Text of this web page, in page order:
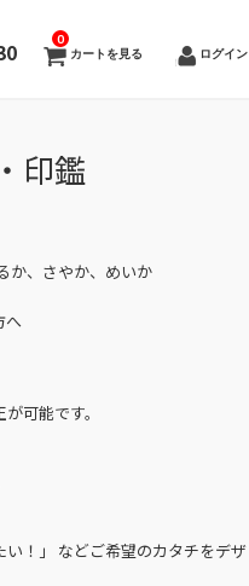
カートを見る
0
ログイン
印鑑
か、さやか、めいか
へ
可能です。
い！」 などご希望のカタチをデザ